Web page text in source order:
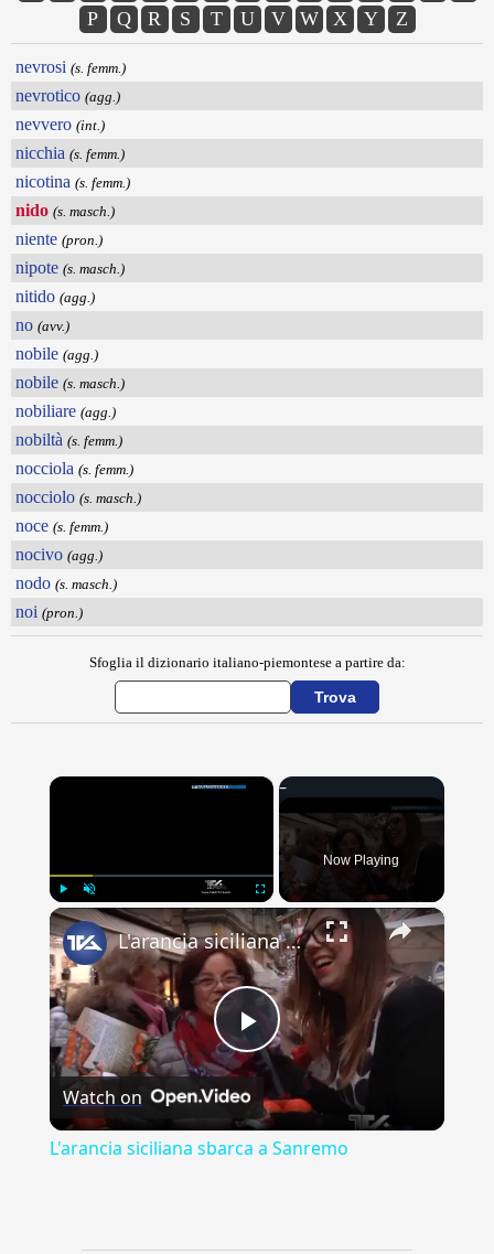
P
Q R S T U V W X Y Z
nevrosi (s. femm.)
nevrotico (agg.)
nevvero (int.)
nicchia (s. femm.)
nicotina (s. femm.)
nido (s. masch.)
niente (pron.)
nipote (s. masch.)
nitido (agg.)
no (avv.)
nobile (agg.)
nobile (s. masch.)
nobiliare (agg.)
nobiltà (s. femm.)
nocciola (s. femm.)
nocciolo (s. masch.)
noce (s. femm.)
nocivo (agg.)
nodo (s. masch.)
noi (pron.)
Sfoglia il dizionario italiano-piemontese a partire da:
×
Play Unmute Fullscreen
Now Playing
×
Play
Video
L'arancia siciliana sbarca a Sanremo
Watch on
L'arancia siciliana sbarca a Sanremo